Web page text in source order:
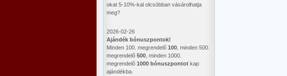
okat 5-10%-kal olcsóbban vásárolhatja
meg?
2026-02-26
Ajándék bónuszpontok!
Minden 100. megrendelő 100 , minden 500.
megrendelő 500 , minden 1000.
megrendelő 1000 bónuszpontot kap
ajándékba.